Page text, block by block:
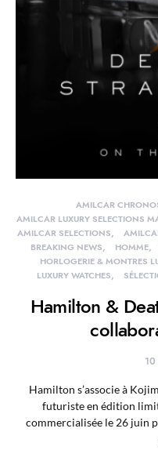
AMILCAR
AMILCAR LUXURY SELECTIONS
AMILCAR SELECTIONS
BREAKING NEWS
HOMME
HORLOGERIE & MONTRES
LUXURY WATCHES
Hamilton &
Hamilton s’associe à
futuriste en édition
commercialisée le 26 juin